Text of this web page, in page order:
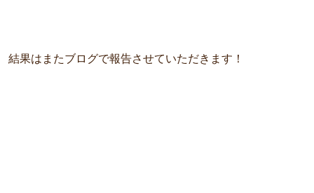
結果はまたブログで報告させていただきます！